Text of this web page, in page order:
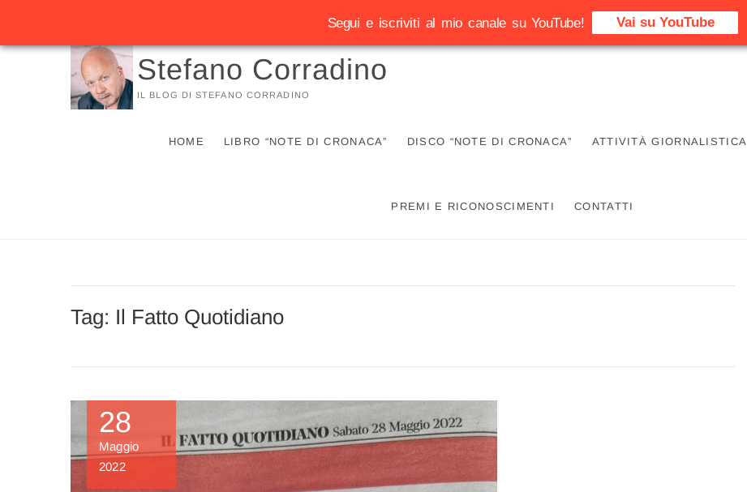
Vai
Stefano Corradino
IL BLOG DI STEFANO CORRADINO
HOME LIBRO “NOTE DI CRONACA” DISCO “NOTE DI CRONACA” ATTIVITÀ GIORNALISTICA
PREMI E RICONOSCIMENTI CONTATTI
Tag: Il Fatto Quotidiano
28
Maggio
2022
Segui e iscriviti al mio canale su YouTube! Vai su YouTube